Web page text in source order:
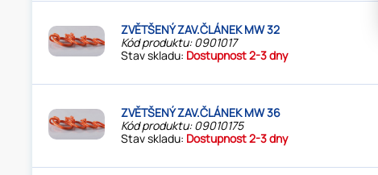
ZVĚTŠENÝ ZAV.ČLÁNEK MW 32
Kód produktu: 0901017
Stav skladu: Dostupnost 2-3 dny
ZVĚTŠENÝ ZAV.ČLÁNEK MW 36
Kód produktu: 09010175
Stav skladu: Dostupnost 2-3 dny